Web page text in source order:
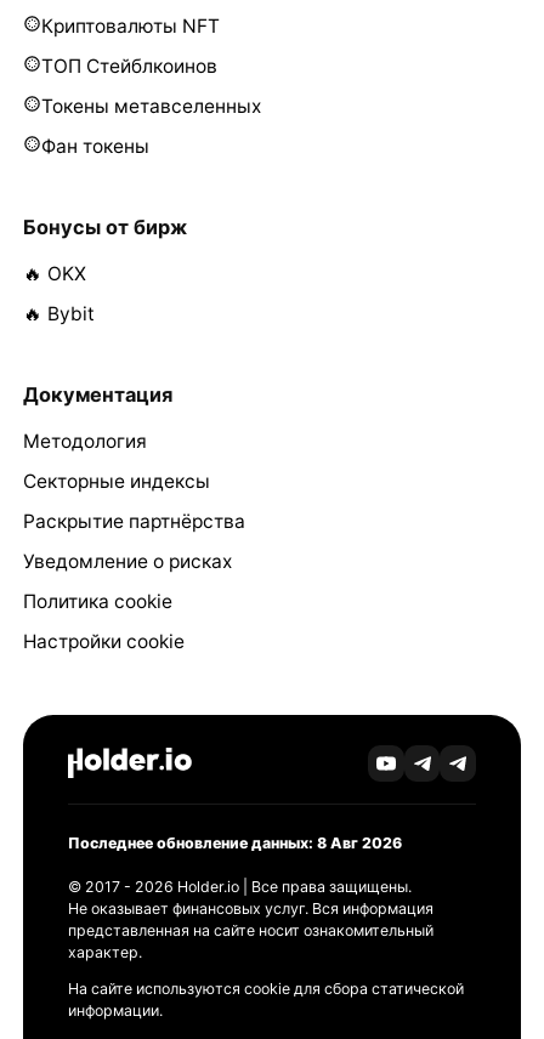
Криптовалюты NFT
ТОП Стейблкоинов
Токены метавселенных
Фан токены
Бонусы от бирж
🔥 OKX
🔥 Bybit
Документация
Методология
Секторные индексы
Раскрытие партнёрства
Уведомление о рисках
Политика cookie
Настройки cookie
Последнее обновление данных: 8 Авг 2026
© 2017 - 2026 Holder.io | Все права защищены.
Не оказывает финансовых услуг. Вся информация
представленная на сайте носит ознакомительный
характер.
На сайте используются cookie для сбора статической
информации.